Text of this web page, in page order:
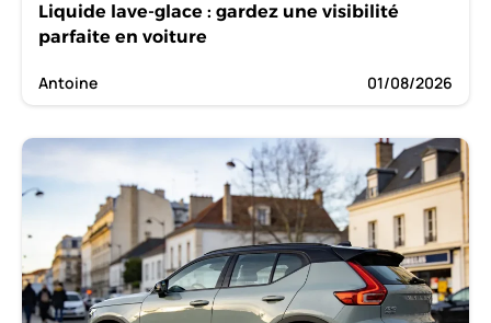
Liquide lave-glace : gardez une visibilité
parfaite en voiture
Antoine 01/08/2026